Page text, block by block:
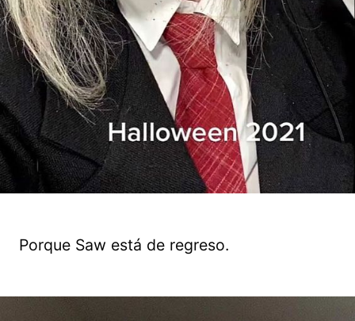
Porque Saw está de regreso.